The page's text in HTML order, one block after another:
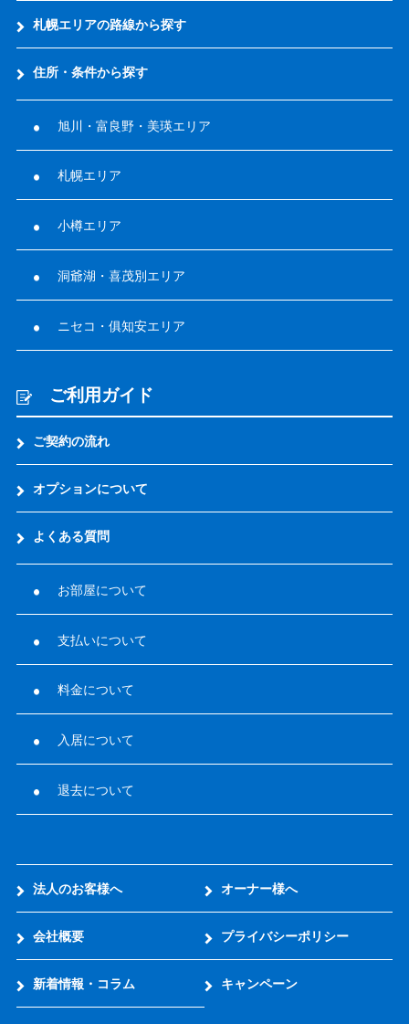
札幌エリアの路線から探す
住所・条件から探す
旭川・富良野・美瑛エリア
札幌エリア
小樽エリア
洞爺湖・喜茂別エリア
ニセコ・俱知安エリア
ご利用ガイド
ご契約の流れ
オプションについて
よくある質問
お部屋について
支払いについて
料金について
入居について
退去について
法人のお客様へ オーナー様へ
会社概要 プライバシーポリシー
新着情報・コラム キャンペーン